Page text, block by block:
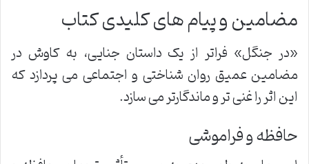
مضامین و پیام های کلیدی کتاب
«در جنگل» فراتر از یک داستان جنایی، به کاوش در
مضامین عمیق روان شناختی و اجتماعی می پردازد که
این اثر را غنی تر و ماندگارتر می سازد.
حافظه و فراموشی